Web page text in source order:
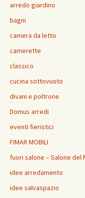
arredo giardino
bagni
camera da letto
camerette
classico
cucina sottovuoto
divani e poltrone
Domus arredi
eventi fieristici
FIMAR MOBILI
fuori salone – Salone del
idee arredamento
idee salvaspazio